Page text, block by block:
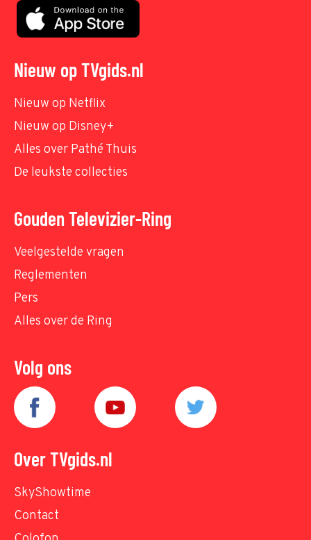
Nieuw op TVgids.nl
Nieuw op Netflix
Nieuw op Disney+
Alles over Pathé Thuis
De leukste collecties
Gouden Televizier-Ring
Veelgestelde vragen
Reglementen
Pers
Alles over de Ring
Volg ons
Over TVgids.nl
SkyShowtime
Contact